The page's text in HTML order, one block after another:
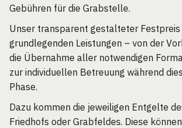
Gebühren für die Grabstelle.
Unser transparent gestalteter
grundlegenden Leistungen – von der
die Übernahme aller notwendigen
zur individuellen Betreuung während
Phase.
Dazu kommen die jeweiligen Entgelte
Friedhofs oder Grabfeldes. Diese